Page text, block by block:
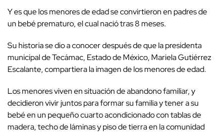
Y es que los menores de edad se convirtieron en padres de
un bebé prematuro, el cual nació tras 8 meses.
Su historia se dio a conocer después de que la presidenta
municipal de Tecámac, Estado de México, Mariela Gutiérrez
Escalante, compartiera la imagen de los menores de edad.
Los menores viven en situación de abandono familiar, y
decidieron vivir juntos para formar su familia y tener a su
bebé en un pequeño cuarto acondicionado con tablas de
madera, techo de láminas y piso de tierra en la comunidad